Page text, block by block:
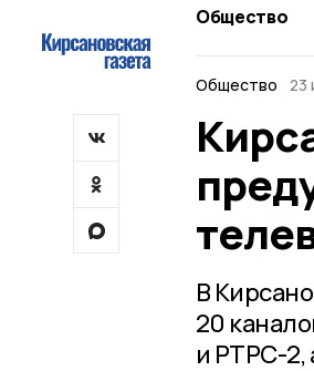
Общество
Общество 23
В
20
и РТРС-2,